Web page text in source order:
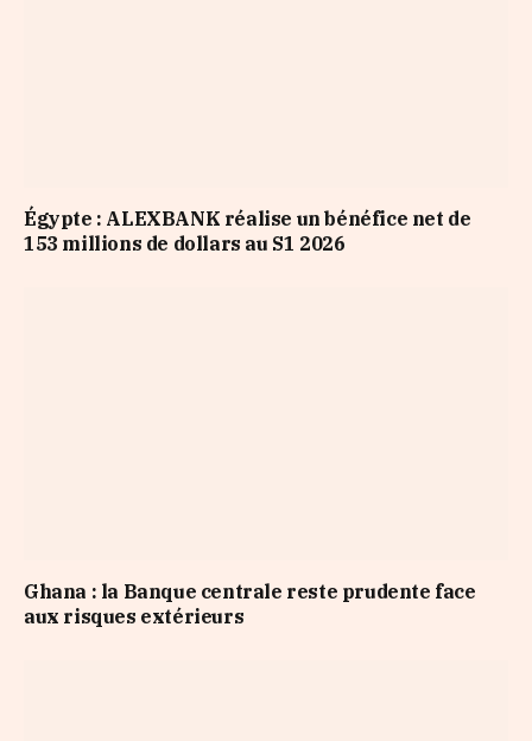
Égypte : ALEXBANK réalise un bénéfice net de
153 millions de dollars au S1 2026
Ghana : la Banque centrale reste prudente face
aux risques extérieurs